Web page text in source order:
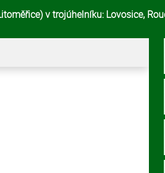
v trojúhelníku: Lovosice,